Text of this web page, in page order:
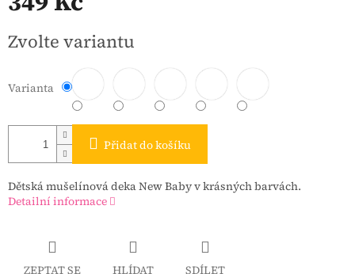
cena:
Zvolte variantu
Varianta
Přidat do košíku
Dětská mušelínová deka New Baby v krásných barvách.
Detailní informace
ZEPTAT SE HLÍDAT SDÍLET